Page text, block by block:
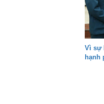
Vì sự
hạnh